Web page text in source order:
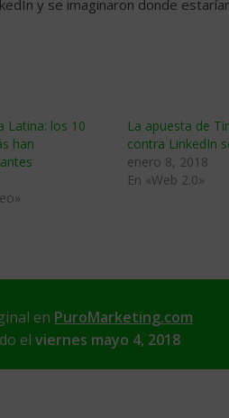
y se imaginaron donde
Latina: los 10
han
La apuesta de
contra LinkedIn
enero 8, 2018
En «Web 2.0»
en PuroMarketing.com
el viernes mayo 4, 2018